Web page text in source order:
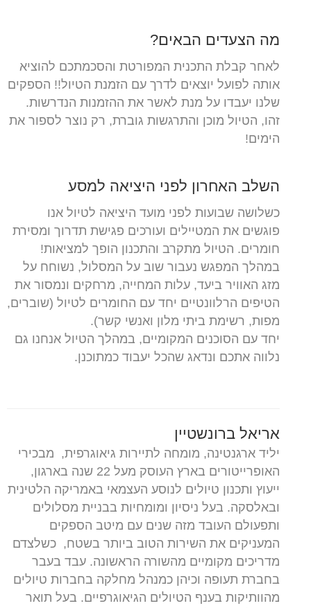
מה הצעדים הבאים?
לאחר קבלת התכנית המפורטת והסכמתכם להוציא
אותה לפועל יוצאים לדרך עם הזמנת הטיול!! הספקים
שלנו יעבדו על מנת לאשר את ההזמנות הנדרשות.
זהו, הטיול מוכן והתרגשות גוברת, רק נוצר לספור את
הימים!
השלב האחרון לפני היציאה למסע
כשלושה שבועות לפני מועד היציאה לטיול אנו
פוגשים את המטיילים ועורכים פגישת תדרוך ומסירת
חומרים. הטיול מתקרב והתכנון הופך למציאות!
במהלך המפגש נעבור שוב על המסלול, נשוחח על
מזג האוויר ביעד, עלות המחייה, מרחקים ונמסור את
הטיפים הרלוונטיים יחד עם החומרים לטיול (שוברים,
מפות, רשימת ביתי מלון ואנשי קשר).
יחד עם הסוכנים המקומיים, במהלך הטיול אנחנו גם
נלווה אתכם ונדאג שהכל יעבוד כמתוכנן.
אריאל ברונשטיין
יליד ארגנטינה, מומחה לתיירות גיאוגרפית, מבכירי
האופרייטורים בארץ העוסק מעל 22 שנה בארגון,
ייעוץ ותכנון טיולים לנוסע העצמאי באמריקה הלטינית
ובאלסקה. בעל ניסיון ומומחיות בבניית מסלולים
ותפעולם העובד מזה שנים עם מיטב הספקים
המעניקים את השירות הטוב ביותר בשטח, כשלצדם
מדריכים מקומיים מהשורה הראשונה. עבד בעבר
בחברת תעופה וכיהן כמנהל מחלקה בחברות טיולים
מהוותיקות בענף הטיולים הגיאוגרפיים. בעל תואר